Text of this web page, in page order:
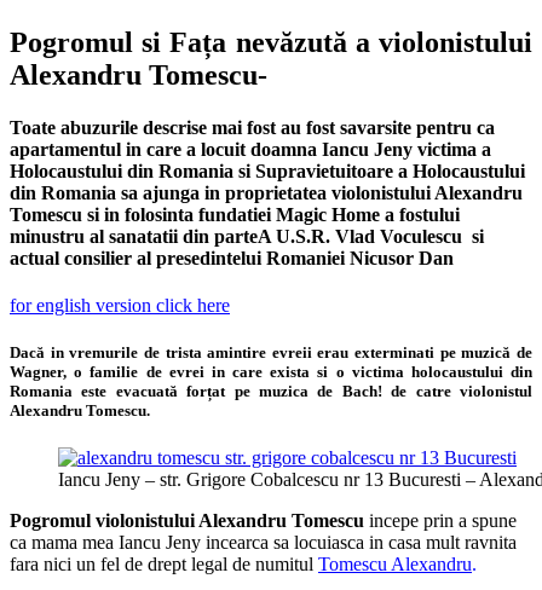
Pogromul si Fața nevăzută a violonistului
Alexandru Tomescu-
Toate abuzurile descrise mai fost au fost savarsite pentru ca
apartamentul in care a locuit doamna Iancu Jeny victima a
Holocaustului din Romania si Supravietuitoare a Holocaustului
din Romania sa ajunga in proprietatea violonistului Alexandru
Tomescu si in folosinta fundatiei Magic Home a fostului
minustru al sanatatii din parteA U.S.R. Vlad Voculescu si
actual consilier al presedintelui Romaniei Nicusor Dan
for english version click here
Dacă in vremurile de trista amintire evreii erau exterminati pe muzică de
Wagner, o familie de evrei in care exista si o victima holocaustului din
Romania este evacuată forțat pe muzica de Bach! de catre violonistul
Alexandru Tomescu.
Iancu Jeny – str. Grigore Cobalcescu nr 13 Bucuresti –
Pogromul violonistului Alexandru Tomescu incepe prin a spune
ca mama mea Iancu Jeny incearca sa locuiasca in casa mult ravnita
fara nici un fel de drept legal de numitul Tomescu Alexandru.